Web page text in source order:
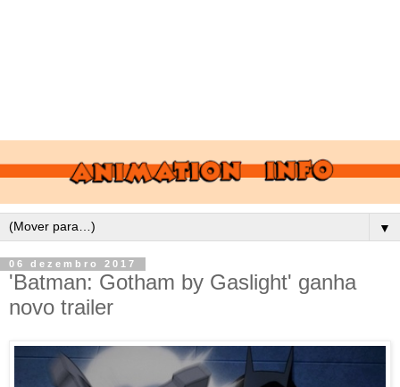
▼
06 dezembro 2017
'Batman: Gotham by Gaslight' ganha
novo trailer